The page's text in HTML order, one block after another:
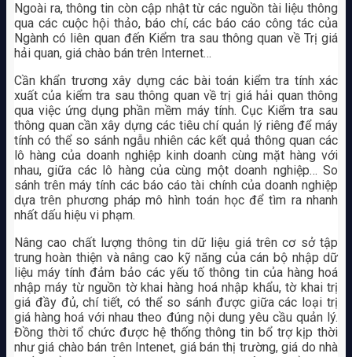
Ngoài ra, thông tin còn cập nhật từ các nguồn tài liệu thông
qua các cuộc hội thảo, báo chí, các báo cáo công tác của
Ngành có liên quan đến Kiểm tra sau thông quan về Trị giá
hải quan, giá chào bán trên Internet…
Cần khẩn trương xây dựng các bài toán kiểm tra tính xác
xuất của kiểm tra sau thông quan về trị giá hải quan thông
qua việc ứng dụng phần mềm máy tính. Cục Kiểm tra sau
thông quan cần xây dựng các tiêu chí quản lý riêng để máy
tính có thể so sánh ngẫu nhiên các kết quả thông quan các
lô hàng của doanh nghiệp kinh doanh cùng mặt hàng với
nhau, giữa các lô hàng của cùng một doanh nghiệp… So
sánh trên máy tính các báo cáo tài chính của doanh nghiệp
dựa trên phương pháp mô hình toán học để tìm ra nhanh
nhất dấu hiệu vi phạm.
Nâng cao chất lượng thông tin dữ liệu giá trên cơ sở tập
trung hoàn thiện và nâng cao kỹ năng của cán bộ nhập dữ
liệu máy tính đảm bảo các yếu tố thông tin của hàng hoá
nhập máy từ nguồn tờ khai hàng hoá nhập khẩu, tờ khai trị
giá đầy đủ, chí tiết, có thể so sánh được giữa các loại trị
giá hàng hoá với nhau theo đúng nội dung yêu cầu quản lý.
Đồng thời tổ chức được hệ thống thông tin bổ trợ kịp thời
như giá chào bán trên Intenet, giá bán thị trường, giá do nhà